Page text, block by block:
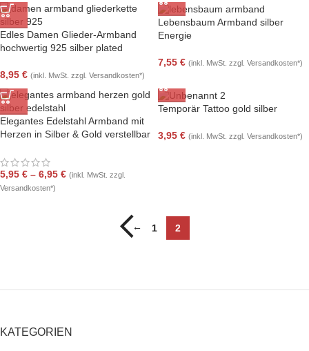
Edles Damen Glieder-Armband
hochwertig 925 silber plated
8,95 € (inkl. MwSt. zzgl. Versandkosten*)
Lebensbaum Armband silber
Energie
7,55 € (inkl. MwSt. zzgl. Versandkosten*)
Elegantes Edelstahl Armband mit
Herzen in Silber & Gold verstellbar
5,95 € – 6,95 € (inkl. MwSt. zzgl.
Versandkosten*)
Temporär Tattoo gold silber
3,95 € (inkl. MwSt. zzgl. Versandkosten*)
← 1 2
KATEGORIEN